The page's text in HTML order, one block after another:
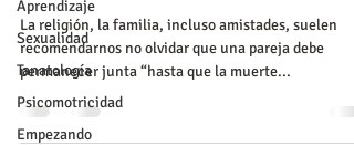
Aprendizaje
Sexualidad
Tanatología
Psicomotricidad
Empezando
La religión, la familia, incluso amistades, suelen
recomendarnos no olvidar que una pareja debe
permanecer junta “hasta que la muerte...